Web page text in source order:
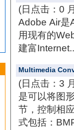
(日点击：0
Adobe Air是
用现有的
建富
Multimedia
(日点击：3
是可以将图
节，控制相
式包括：